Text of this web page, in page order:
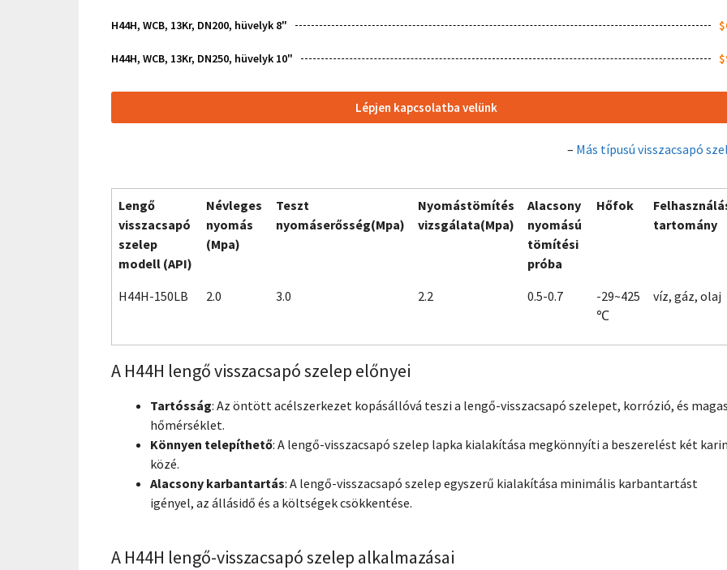
H44H, WCB, 13Kr, DN200, hüvelyk 8"
H44H, WCB, 13Kr, DN250, hüvelyk 10"
Lépjen kapcsolatba velünk
– Más típusú visszacsapó
Lengő
visszacsapó
szelep
modell (API)
Névleges
nyomás
(Mpa)
Teszt
nyomáserősség(Mpa)
Nyomástömítés
vizsgálata(Mpa)
Alacsony
nyomású
tömítési
próba
Hőfok
tartomány
H44H-150LB 2.0 3.0 2.2 0.5-0.7
-29~425
℃
víz, gáz, olaj
A H44H lengő visszacsapó szelep előnyei
Tartósság: Az öntött acélszerkezet kopásállóvá teszi a lengő-visszacsapó szelepet, korrózió, és magas
hőmérséklet.
Könnyen telepíthető: A lengő-visszacsapó szelep lapka kialakítása megkönnyíti a beszerelést két
közé.
Alacsony karbantartás: A lengő-visszacsapó szelep egyszerű kialakítása minimális karbantartást
igényel, az állásidő és a költségek csökkentése.
A H44H lengő-visszacsapó szelep alkalmazásai